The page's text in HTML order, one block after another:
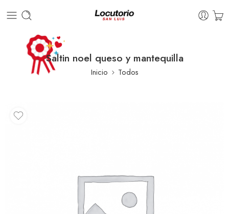
Saltin noel queso y mantequilla
Inicio Todos